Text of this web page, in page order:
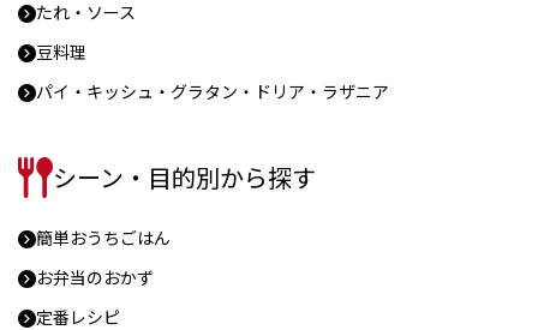
たれ・ソース
豆料理
パイ・キッシュ・グラタン・ドリア・ラザニア
シーン・目的別から探す
簡単おうちごはん
お弁当のおかず
定番レシピ